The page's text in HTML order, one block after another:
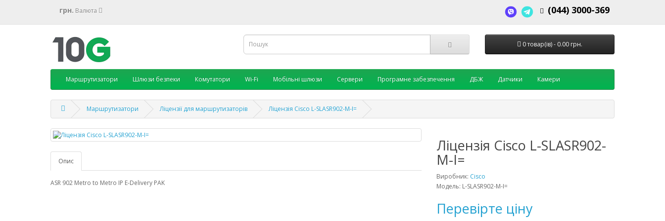
грн. Валюта (044) 3000-369
0 товар(ів) - 0.00 грн.
Маршрутизатори Шлюзи безпеки Комутатори Wi-Fi Мобільні шлюзи Сервери Програмне забезпечення ДБЖ Датчики Камери
Маршрутизатори Ліцензії для маршрутизаторів Ліцензія Cisco L-SLASR902-M-I=
Опис
ASR 902 Metro to Metro IP E-Delivery PAK
Ліцензія Cisco L-SLASR902-
M-I=
Виробник: Cisco
Модель: L-SLASR902-M-I=
Перевірте ціну